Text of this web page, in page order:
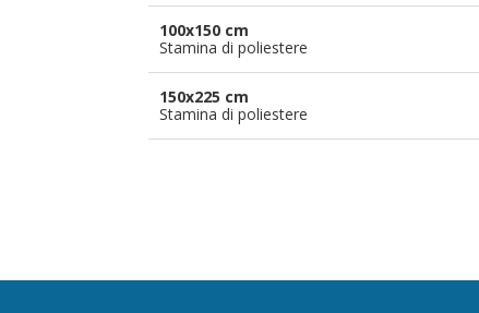
100x150 cm
Stamina di poliestere
150x225 cm
Stamina di poliestere